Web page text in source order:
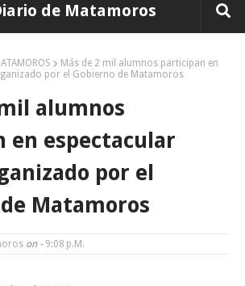
la UAT el arranque del ciclo escolar Otoño 2026
Continúa con éxito la Expo Militar
familias de Matamoros
de Matamoros
Más de 2 mil alumnos participan en
por el Gobierno de Matamoros
alumnos
en espectacular
por el
Matamoros
on - 9:08 P.m.